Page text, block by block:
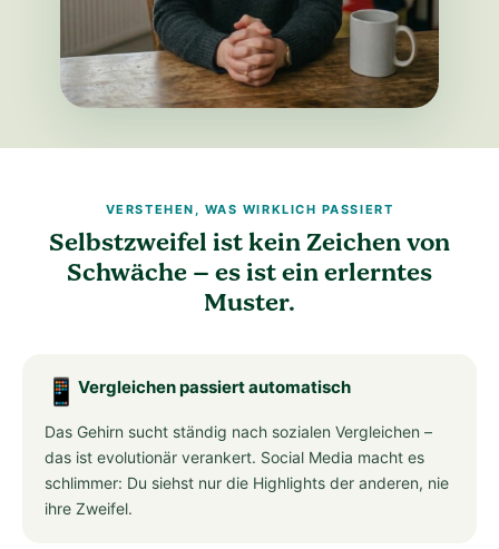
VERSTEHEN, WAS WIRKLICH PASSIERT
Selbstzweifel ist kein Zeichen von
Schwäche – es ist ein erlerntes
Muster.
📱 Vergleichen passiert automatisch
Das Gehirn sucht ständig nach sozialen Vergleichen –
das ist evolutionär verankert. Social Media macht es
schlimmer: Du siehst nur die Highlights der anderen, nie
ihre Zweifel.